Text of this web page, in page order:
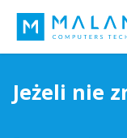
Jeżeli nie